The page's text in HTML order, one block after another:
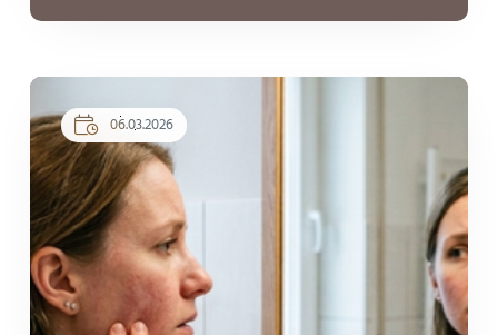
06.03.2026